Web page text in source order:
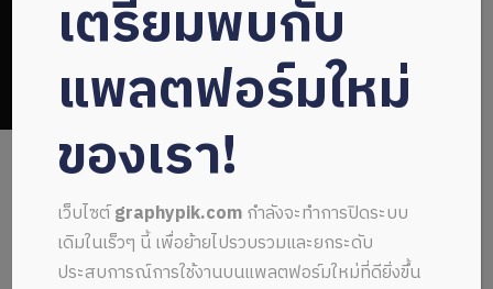
แบรนด์ดิ้งองค์กร
ALL MUSIC FROM แบรนด์ดิ้งองค์กร
เตรียมพบกับ
แพลตฟอร์มใหม่
ของเรา!
เว็บไซต์graphypik.comกำลังจะทำการปิดระบบ
เดิมในเร็วๆ นี้ เพื่อย้ายไปรวบรวมและยกระดับ
ประสบการณ์การใช้งานบนแพลตฟอร์มใหม่ที่ดียิ่งขึ้น